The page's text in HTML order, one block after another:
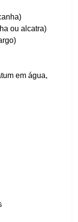
ou alcatra)
em água,